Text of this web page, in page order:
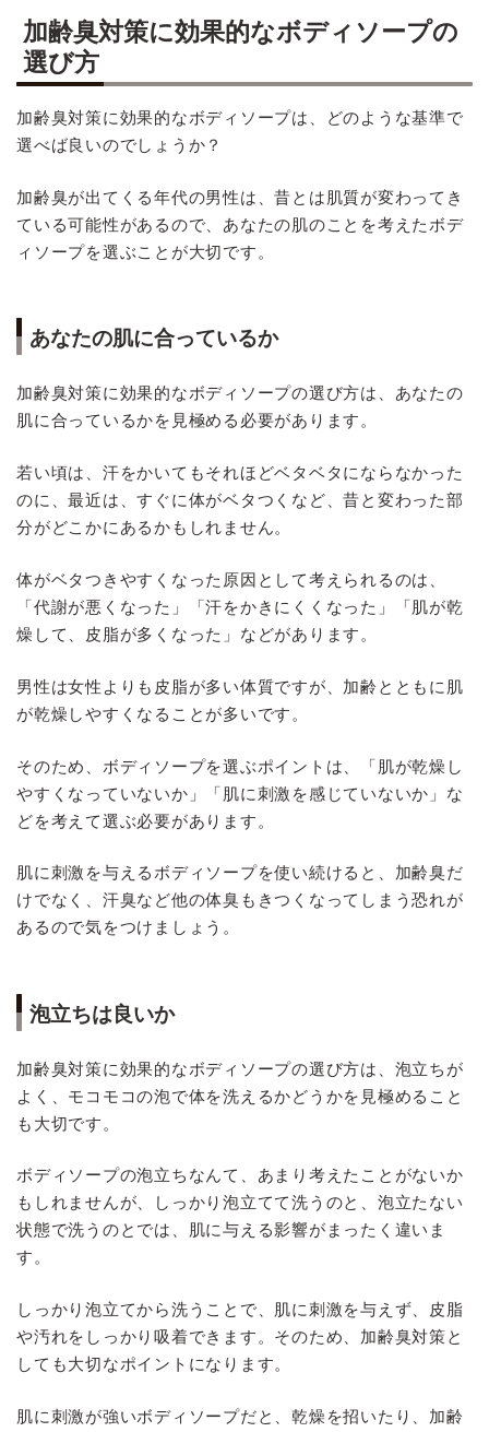
加齢臭対策に効果的なボディソープの
選び方
加齢臭対策に効果的なボディソープは、どのような基準で
選べば良いのでしょうか？
加齢臭が出てくる年代の男性は、昔とは肌質が変わってき
ている可能性があるので、あなたの肌のことを考えたボデ
ィソープを選ぶことが大切です。
あなたの肌に合っているか
加齢臭対策に効果的なボディソープの選び方は、あなたの
肌に合っているかを見極める必要があります。
若い頃は、汗をかいてもそれほどベタベタにならなかった
のに、最近は、すぐに体がベタつくなど、昔と変わった部
分がどこかにあるかもしれません。
体がベタつきやすくなった原因として考えられるのは、
「代謝が悪くなった」「汗をかきにくくなった」「肌が乾
燥して、皮脂が多くなった」などがあります。
男性は女性よりも皮脂が多い体質ですが、加齢とともに肌
が乾燥しやすくなることが多いです。
そのため、ボディソープを選ぶポイントは、「肌が乾燥し
やすくなっていないか」「肌に刺激を感じていないか」な
どを考えて選ぶ必要があります。
肌に刺激を与えるボディソープを使い続けると、加齢臭だ
けでなく、汗臭など他の体臭もきつくなってしまう恐れが
あるので気をつけましょう。
泡立ちは良いか
加齢臭対策に効果的なボディソープの選び方は、泡立ちが
よく、モコモコの泡で体を洗えるかどうかを見極めること
も大切です。
ボディソープの泡立ちなんて、あまり考えたことがないか
もしれませんが、しっかり泡立てて洗うのと、泡立たない
状態で洗うのとでは、肌に与える影響がまったく違いま
す。
しっかり泡立てから洗うことで、肌に刺激を与えず、皮脂
や汚れをしっかり吸着できます。そのため、加齢臭対策と
しても大切なポイントになります。
肌に刺激が強いボディソープだと、乾燥を招いたり、加齢